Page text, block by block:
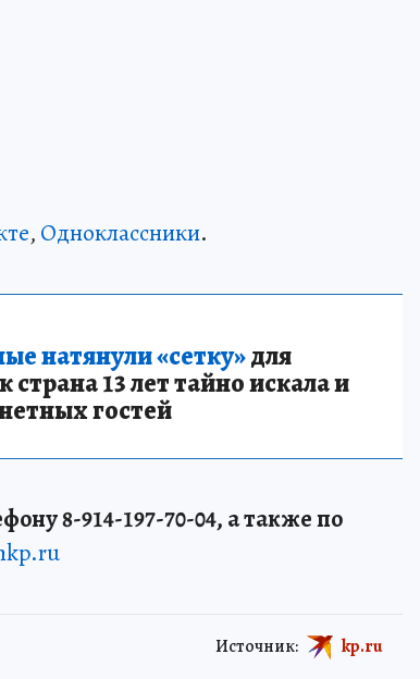
, Одноклассники.
натянули «сетку»для
13 лет тайно искала и
гостей
8-914-197-70-04, а также по
Источник: kp.ru